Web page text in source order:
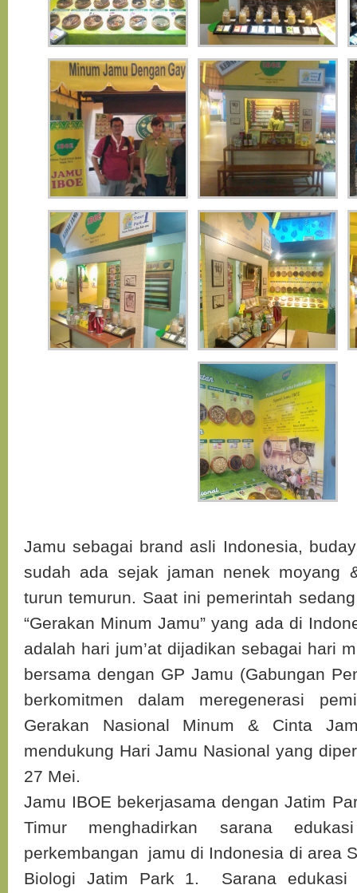
Jamu sebagai brand asli Indonesia,
sudah ada sejak jaman nenek moyang
turun temurun. Saat ini pemerintah
“Gerakan Minum Jamu” yang ada di
adalah hari jum’at dijadikan sebagai hari
bersama dengan GP Jamu (Gabungan
berkomitmen dalam meregenerasi
Gerakan Nasional Minum & Cinta
mendukung Hari Jamu Nasional yang
27 Mei.
Jamu IBOE bekerjasama dengan Jatim
Timur menghadirkan sarana
perkembangan jamu di Indonesia di area
Biologi Jatim Park 1. Sarana edukasi